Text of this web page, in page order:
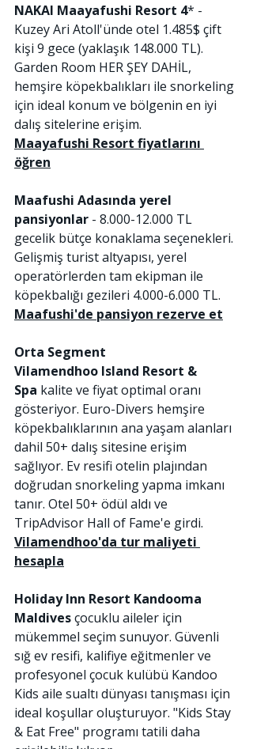
NAKAI Maayafushi Resort 4* -
Kuzey Ari Atoll'ünde otel 1.485$ çift
kişi 9 gece (yaklaşık 148.000 TL).
Garden Room HER ŞEY DAHİL,
hemşire köpekbalıkları ile snorkeling
için ideal konum ve bölgenin en iyi
dalış sitelerine erişim.
Maayafushi Resort fiyatlarını
öğren
Maafushi Adasında yerel
pansiyonlar - 8.000-12.000 TL
gecelik bütçe konaklama seçenekleri.
Gelişmiş turist altyapısı, yerel
operatörlerden tam ekipman ile
köpekbalığı gezileri 4.000-6.000 TL.
Maafushi'de pansiyon rezerve et
Orta Segment
Vilamendhoo Island Resort &
Spa kalite ve fiyat optimal oranı
gösteriyor. Euro-Divers hemşire
köpekbalıklarının ana yaşam alanları
dahil 50+ dalış sitesine erişim
sağlıyor. Ev resifi otelin plajından
doğrudan snorkeling yapma imkanı
tanır. Otel 50+ ödül aldı ve
TripAdvisor Hall of Fame'e girdi.
Vilamendhoo'da tur maliyeti
hesapla
Holiday Inn Resort Kandooma
Maldives çocuklu aileler için
mükemmel seçim sunuyor. Güvenli
sığ ev resifi, kalifiye eğitmenler ve
profesyonel çocuk kulübü Kandoo
Kids aile sualtı dünyası tanışması için
ideal koşullar oluşturuyor. "Kids Stay
& Eat Free" programı tatili daha